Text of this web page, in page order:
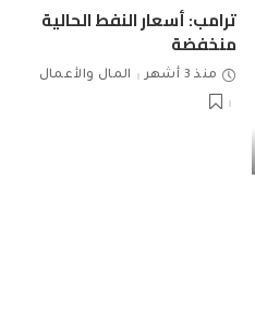
ترامب: أسعار النفط الحالية
منخفضة
منذ 3 أشهر المال والأعمال